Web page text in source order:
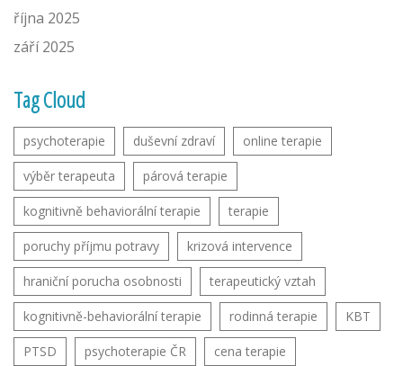
října 2025
září 2025
Tag Cloud
psychoterapie duševní zdraví online terapie
výběr terapeuta párová terapie
kognitivně behaviorální terapie terapie
poruchy příjmu potravy krizová intervence
hraniční porucha osobnosti terapeutický vztah
kognitivně-behaviorální terapie rodinná terapie KBT
PTSD psychoterapie ČR cena terapie